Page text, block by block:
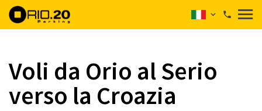
Voli da Orio al Serio
verso la Croazia